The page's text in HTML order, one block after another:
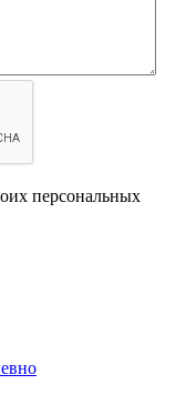
персональных